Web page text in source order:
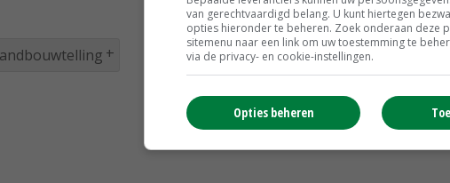
van gerechtvaardigd belang. U kunt hiertegen
opties hieronder te beheren. Zoek onderaan deze
sitemenu naar een link om uw toestemming te
via de privacy- en cookie-instellingen.
Opties beheren